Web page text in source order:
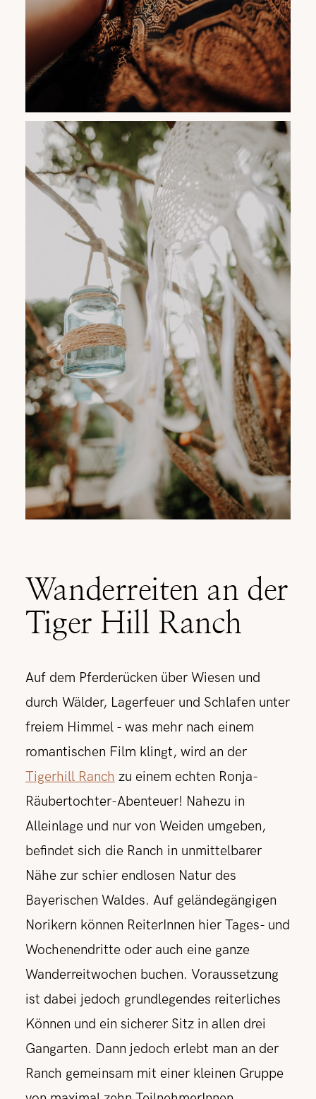
Wanderreiten an der
Tiger Hill Ranch
Auf dem Pferderücken über Wiesen und
durch Wälder, Lagerfeuer und Schlafen unter
freiem Himmel - was mehr nach einem
romantischen Film klingt, wird an der
Tigerhill Ranch zu einem echten Ronja-
Räubertochter-Abenteuer! Nahezu in
Alleinlage und nur von Weiden umgeben,
befindet sich die Ranch in unmittelbarer
Nähe zur schier endlosen Natur des
Bayerischen Waldes. Auf geländegängigen
Norikern können ReiterInnen hier Tages- und
Wochenendritte oder auch eine ganze
Wanderreitwochen buchen. Voraussetzung
ist dabei jedoch grundlegendes reiterliches
Können und ein sicherer Sitz in allen drei
Gangarten. Dann jedoch erlebt man an der
Ranch gemeinsam mit einer kleinen Gruppe